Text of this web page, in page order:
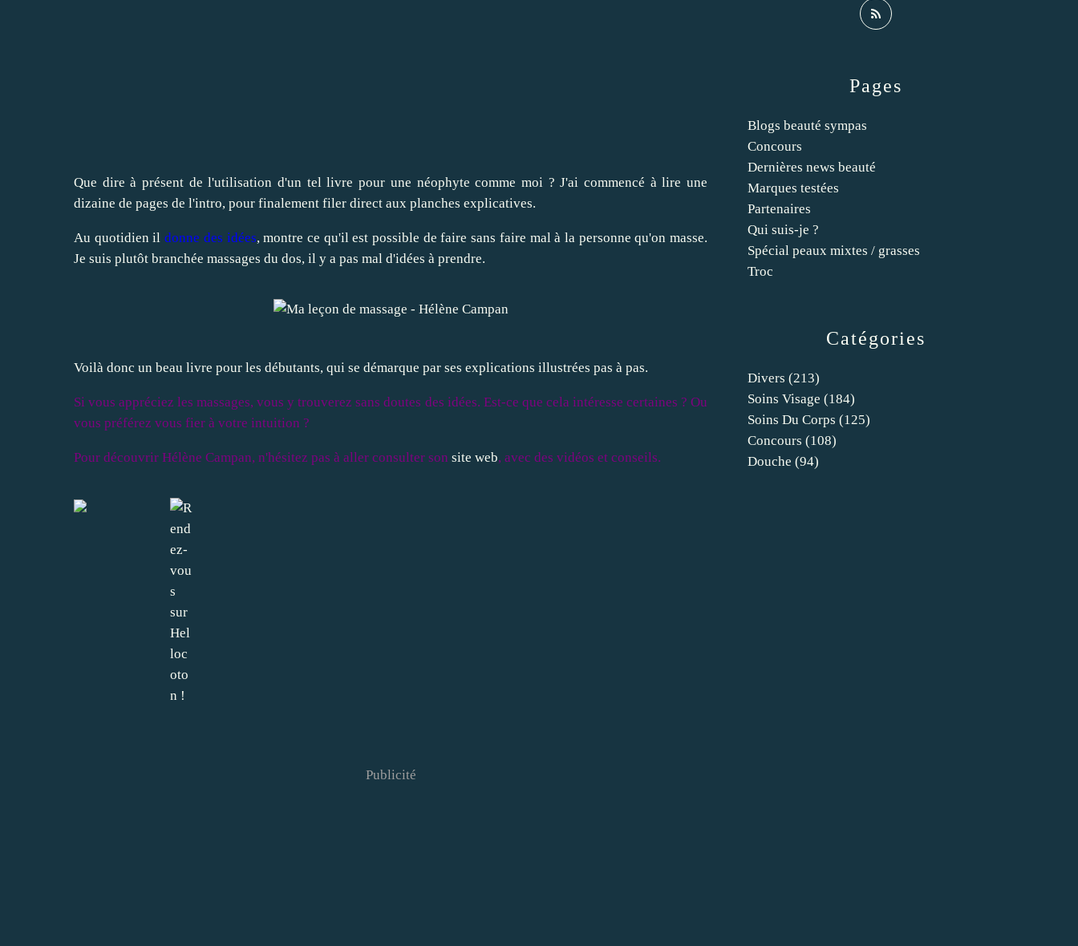
Que dire à présent de l'utilisation d'un tel livre pour une néophyte comme moi ? J'ai commencé à lire une
dizaine de pages de l'intro, pour finalement filer direct aux planches explicatives.
Au quotidien ildonne des idées, montre ce qu'il est possible de faire sans faire mal à la personne qu'on masse.
Je suis plutôt branchée massages du dos, il y a pas mal d'idées à prendre.
Voilà donc un beau livre pour les débutants, qui se démarque par ses explications illustrées pas à pas.
Si vous appréciez les massages, vous y trouverez sans doutes des idées. Est-ce que cela intéresse certaines ? Ou
vous préférez vous fier à votre intuition ?
Pour découvrir Hélène Campan, n'hésitez pas à aller consulter son site web, avec des vidéos et conseils.
Publicité
Catégories
Divers (213)
Soins Visage (184)
Soins Du Corps (125)
Concours (108)
Douche (94)
Pages
Blogs beauté sympas
Concours
Dernières news beauté
Marques testées
Partenaires
Qui suis-je ?
Spécial peaux mixtes / grasses
Troc